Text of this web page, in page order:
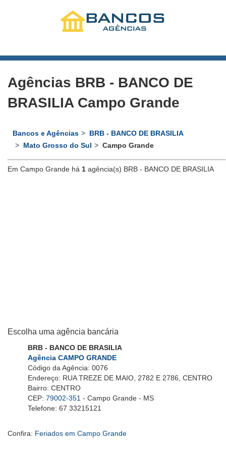
Agências BRB - BANCO DE
BRASILIA Campo Grande
Bancos e Agências
BRB - BANCO DE BRASILIA
Mato Grosso do Sul
Campo Grande
Em Campo Grande há 1 agência(s) BRB - BANCO DE BRASILIA
Escolha uma agência bancária
BRB - BANCO DE BRASILIA
Agência CAMPO GRANDE
Código da Agência: 0076
Endereço: RUA TREZE DE MAIO, 2782 E 2786, CENTRO
Bairro: CENTRO
CEP: 79002-351 - Campo Grande - MS
Telefone: 67 33215121
Confira: Feriados em Campo Grande